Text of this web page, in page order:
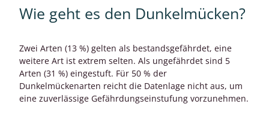
Wie geht es den Dunkelmücken?
Zwei Arten (13 %) gelten als bestandsgefährdet, eine
weitere Art ist extrem selten. Als ungefährdet sind 5
Arten (31 %) eingestuft. Für 50 % der
Dunkelmückenarten reicht die Datenlage nicht aus, um
eine zuverlässige Gefährdungseinstufung vorzunehmen.